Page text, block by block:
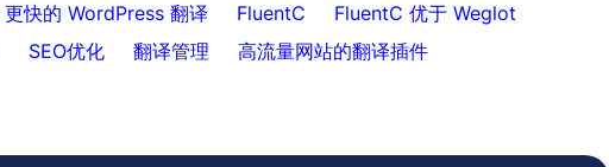
更快的 WordPress 翻译 FluentC
FluentC 优于 Weglot
SEO优化 翻译管理
高流量网站的翻译插件